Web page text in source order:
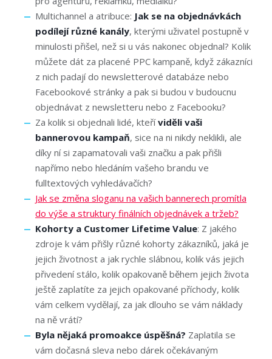
Multichannel a atribuce: Jak se na objednávkách
podílejí různé kanály, kterými uživatel postupně v
minulosti přišel, než si u vás nakonec objednal? Kolik
můžete dát za placené PPC kampaně, když zákazníci
z nich padají do newsletterové databáze nebo
Facebookové stránky a pak si budou v budoucnu
objednávat z newsletteru nebo z Facebooku?
Za kolik si objednali lidé, kteříviděli vaši
bannerovou kampaň, sice na ni nikdy neklikli, ale
díky ní si zapamatovali vaši značku a pak přišli
napřímo nebo hledáním vašeho brandu ve
fulltextových vyhledávačích?
Jak se změna sloganu na vašich bannerech promítla
do výše a struktury finálních objednávek a tržeb?
Kohorty a Customer Lifetime Value: Z jakého
zdroje k vám přišly různé kohorty zákazníků, jaká je
jejich životnost a jak rychle slábnou, kolik vás jejich
přivedení stálo, kolik opakovaně během jejich života
ještě zaplatíte za jejich opakované příchody, kolik
vám celkem vydělají, za jak dlouho se vám náklady
na ně vrátí?
Byla nějaká promoakce úspěšná? Zaplatila se
vám dočasná sleva nebo dárek očekávaným